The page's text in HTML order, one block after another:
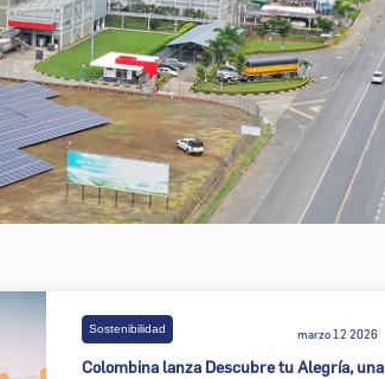
Sostenibilidad marzo 12 2026
Colombina lanza Descubre tu Alegría, una